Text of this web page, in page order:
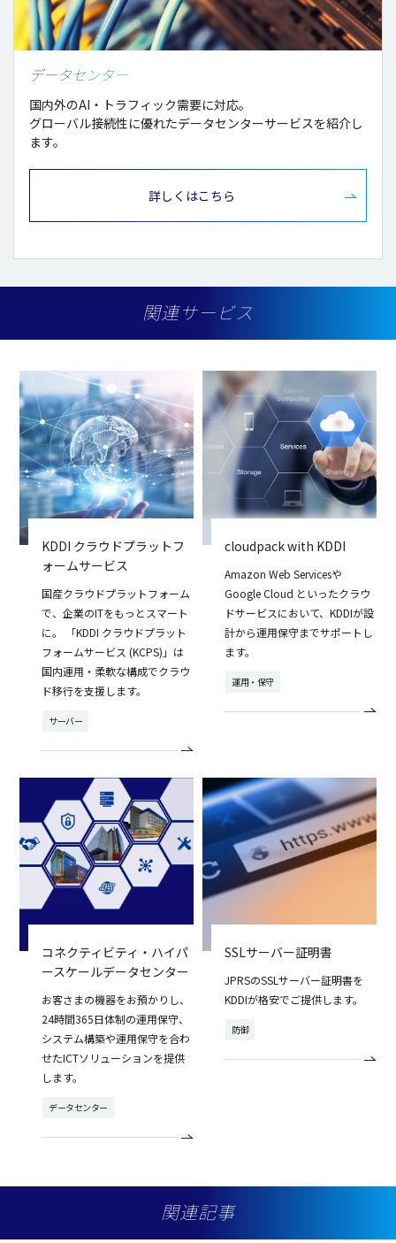
データセンター
国内外のAI・トラフィック需要に対応。
グローバル接続性に優れたデータセンターサービスを紹介し
ます。
詳しくはこちら
関連サービス
KDDI クラウドプラットフ
ォームサービス
国産クラウドプラットフォーム
で、企業のITをもっとスマート
に。 「KDDI クラウドプラット
フォームサービス (KCPS)」は
国内運用・柔軟な構成でクラウ
ド移行を支援します。
サーバー
cloudpack with KDDI
Amazon Web Servicesや
Google Cloud といったクラウ
ドサービスにおいて、KDDIが設
計から運用保守までサポートし
ます。
運用・保守
コネクティビティ・ハイパ
ースケールデータセンター
お客さまの機器をお預かりし、
24時間365日体制の運用保守、
システム構築や運用保守を合わ
せたICTソリューションを提供
します。
データセンター
SSLサーバー証明書
JPRSのSSLサーバー証明書を
KDDIが格安でご提供します。
防御
関連記事